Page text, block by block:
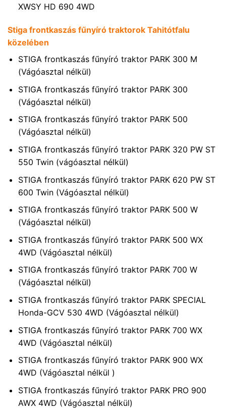
XWSY HD 690 4WD
Stiga frontkaszás fűnyíró traktorok Tahitótfalu
közelében
STIGA frontkaszás fűnyíró traktor PARK 300 M
(Vágóasztal nélkül)
STIGA frontkaszás fűnyíró traktor PARK 300
(Vágóasztal nélkül)
STIGA frontkaszás fűnyíró traktor PARK 500
(Vágóasztal nélkül)
STIGA frontkaszás fűnyíró traktor PARK 320 PW ST
550 Twin (vágóasztal nélkül)
STIGA frontkaszás fűnyíró traktor PARK 620 PW ST
600 Twin (Vágóasztal nélkül)
STIGA frontkaszás fűnyíró traktor PARK 500 W
(Vágóasztal nélkül)
STIGA frontkaszás fűnyíró traktor PARK 500 WX
4WD (Vágóasztal nélkül)
STIGA frontkaszás fűnyíró traktor PARK 700 W
(Vágóasztal nélkül)
STIGA frontkaszás fűnyíró traktor PARK SPECIAL
Honda-GCV 530 4WD (Vágóasztal nélkül)
STIGA frontkaszás fűnyíró traktor PARK 700 WX
4WD (Vágóasztal nélkül)
STIGA frontkaszás fűnyíró traktor PARK 900 WX
4WD (Vágóasztal nélkül )
STIGA frontkaszás fűnyíró traktor PARK PRO 900
AWX 4WD (Vágóasztal nélkül)